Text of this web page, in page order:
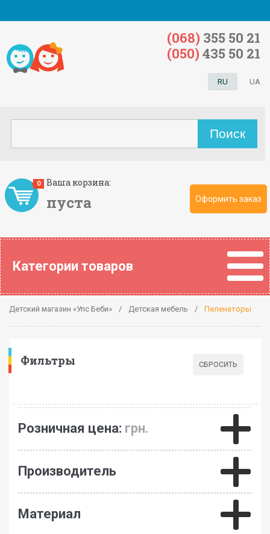
Ваша корзина:
пуста
0
Оформить заказ
RU UA
(068) 355 50 21
(050) 435 50 21
Категории товаров
Детский магазин «Упс Беби» Детская мебель Пеленаторы
Фильтры
Розничная цена: грн.
Производитель
Материал